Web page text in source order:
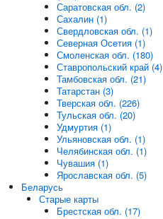
Саратовская обл. (2)
Сахалин (1)
Свердловская обл. (1)
Северная Осетия (1)
Смоленская обл. (180)
Ставропольский край (4)
Тамбовская обл. (21)
Татарстан (3)
Тверская обл. (226)
Тульская обл. (20)
Удмуртия (1)
Ульяновская обл. (1)
Челябинская обл. (1)
Чувашия (1)
Ярославская обл. (5)
Беларусь
Старые карты
Брестская обл. (17)